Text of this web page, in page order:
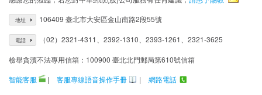
地址 106409 臺北市大安區金山南路2段55號
電話 （02）2321-4311、2392-1310、2393-1261、2321-3625
檢舉貪瀆不法專用信箱：100900 臺北北門郵局第610號信箱
智能客服
| 客服專線語音操作手冊 |
網路電話